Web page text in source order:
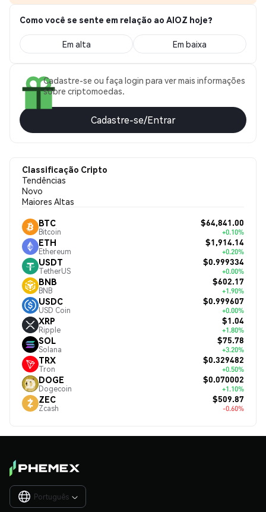
Como você se sente em relação ao AIOZ hoje?
Em alta Em baixa
Cadastre-se ou faça login para ver mais informações
sobre criptomoedas.
Cadastre-se/Entrar
Classificação Cripto
Tendências
Novo
Maiores Altas
BTC
Bitcoin
$64,841.00
+0.10%
ETH
Ethereum
$1,914.14
+0.20%
USDT
TetherUS
$0.999334
+0.00%
BNB
BNB
$602.17
+1.90%
USDC
USD Coin
$0.999607
+0.00%
XRP
Ripple
$1.04
+1.80%
SOL
Solana
$75.78
+3.20%
TRX
Tron
$0.329482
+0.50%
DOGE
Dogecoin
$0.070002
+1.10%
ZEC
Zcash
$509.87
-0.60%
Português 